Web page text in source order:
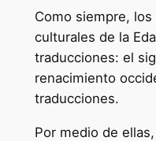
Como siempre,
culturales de la
traducciones: el
renacimiento
traducciones.
Por medio de